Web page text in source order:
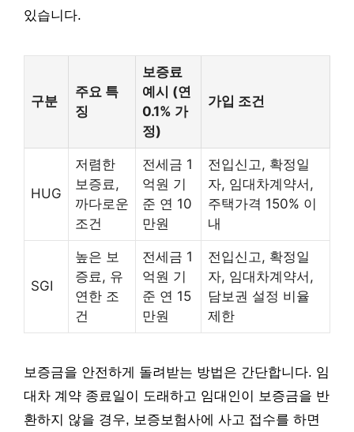
있습니다.
구분
주요 특
징
보증료
예시 (연
0.1% 가
정)
가입 조건
HUG
저렴한
보증료,
까다로운
조건
전세금 1
억원 기
준 연 10
만원
전입신고, 확정일
자, 임대차계약서,
주택가격 150% 이
내
SGI
높은 보
증료, 유
연한 조
건
전세금 1
억원 기
준 연 15
만원
전입신고, 확정일
자, 임대차계약서,
담보권 설정 비율
제한
보증금을 안전하게 돌려받는 방법은 간단합니다. 임
대차 계약 종료일이 도래하고 임대인이 보증금을 반
환하지 않을 경우, 보증보험사에 사고 접수를 하면